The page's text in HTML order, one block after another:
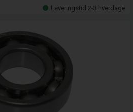
Leveringstid 2-3 hverdage